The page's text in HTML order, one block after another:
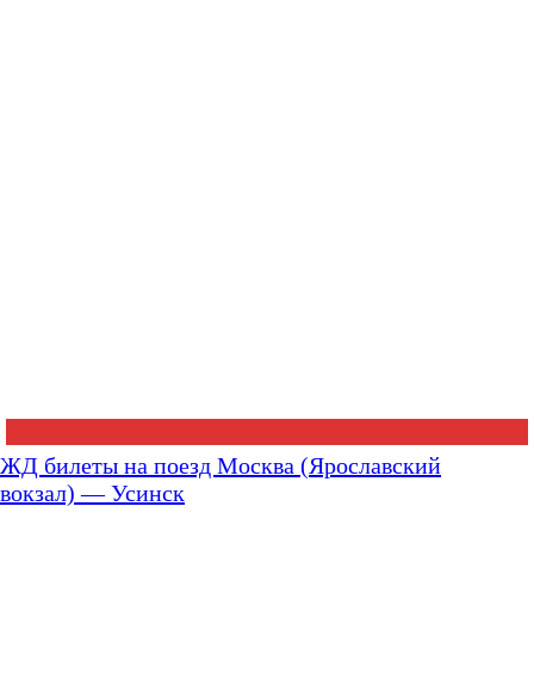
ЖД билеты на поезд Москва (Ярославский
вокзал) — Усинск